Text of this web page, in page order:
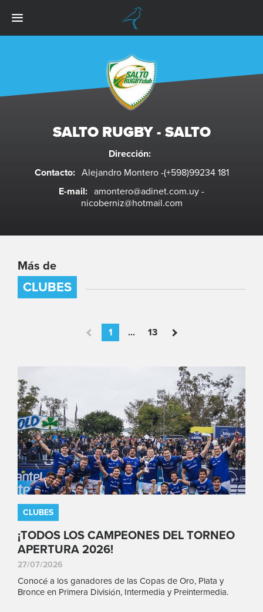
SALTO RUGBY - SALTO
Dirección:
Contacto: Alejandro Montero -(+598)99234 181
E-mail: amontero@adinet.com.uy -
nicoberniz@hotmail.com
Más de
CLUBES
1 ... 13
CLUBES
¡TODOS LOS CAMPEONES DEL TORNEO
APERTURA 2026!
27/07/2026
Conocé a los ganadores de las Copas de Oro, Plata y
Bronce en Primera División, Intermedia y Preintermedia.